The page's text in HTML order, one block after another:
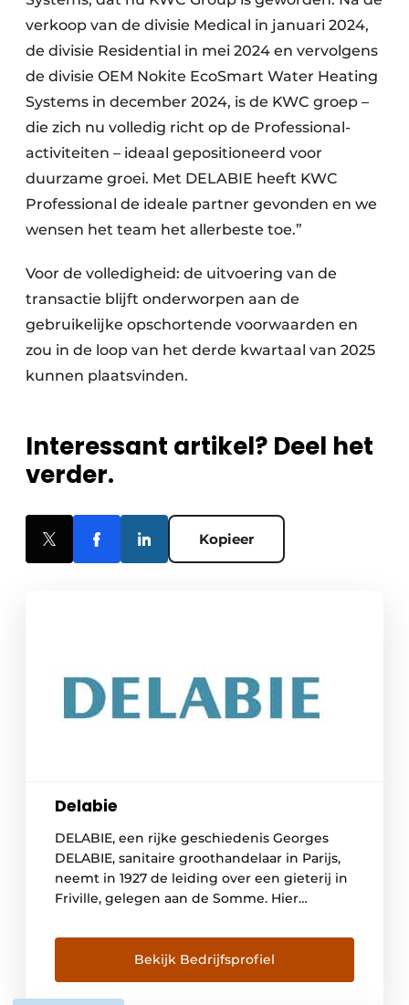
verkoop van de divisie Medical in januari 2024,
de divisie Residential in mei 2024 en vervolgens
de divisie OEM Nokite EcoSmart Water Heating
Systems in december 2024, is de KWC groep –
die zich nu volledig richt op de Professional-
activiteiten – ideaal gepositioneerd voor
duurzame groei. Met DELABIE heeft KWC
Professional de ideale partner gevonden en we
wensen het team het allerbeste toe.”
Voor de volledigheid: de uitvoering van de
transactie blijft onderworpen aan de
gebruikelijke opschortende voorwaarden en
zou in de loop van het derde kwartaal van 2025
kunnen plaatsvinden.
Interessant artikel? Deel het
verder.
Kopieer
Delabie
DELABIE, een rijke geschiedenis Georges
DELABIE, sanitaire groothandelaar in Parijs,
neemt in 1927 de leiding over een gieterij in
Friville, gelegen aan de Somme. Hier
vloerhevels voor badkamers en keukens. De
volgende generaties streven steeds naar
een groei van het familiebedrijf, maar willen
de identiteit van het merk en de […]
Bekijk Bedrijfsprofiel